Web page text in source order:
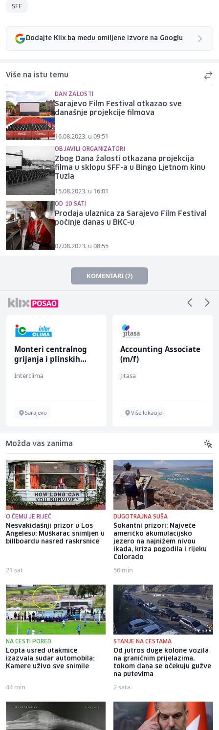
SFF
Dodajte Klix.ba među omiljene izvore na Googlu
Više na istu temu
DAN ŽALOSTI
Sarajevo Film Festival otkazao sve
današnje projekcije filmova
16.08.2023. u 09:51
OBJAVILI ORGANIZATORI
Zbog Dana žalosti otkazana projekcija
filma u sklopu SFF-a u Bingo Ljetnom kinu
Tuzla
15.08.2023. u 16:01
OD 10 SATI
Prodaja ulaznica za Sarajevo Film Festival
počinje danas u BKC-u
07.08.2023. u 08:55
KOMENTARI (7)
Monteri centralnog
grijanja i plinskih
Interclima
Sarajevo
Accounting Associate
(m/f)
Jitasa
Više lokacija
Možda vas zanima
O ČEMU JE RIJEČ
Nesvakidašnji prizor u Los
Angelesu: Muškarac snimljen u
billboardu nasred raskrsnice
21 sat
DUGOTRAJNA SUŠA
Šokantni prizori: Najveće
američko akumulacijsko
jezero na najnižem nivou
ikada, kriza pogodila i rijeku
Colorado
56 min
NA CESTI PORED
Lopta usred utakmice
izazvala sudar automobila:
Kamere uživo sve snimile
44 min
STANJE NA CESTAMA
Od jutros duge kolone vozila
na graničnim prijelazima,
tokom dana se očekuju gužve
na putevima
2 sata